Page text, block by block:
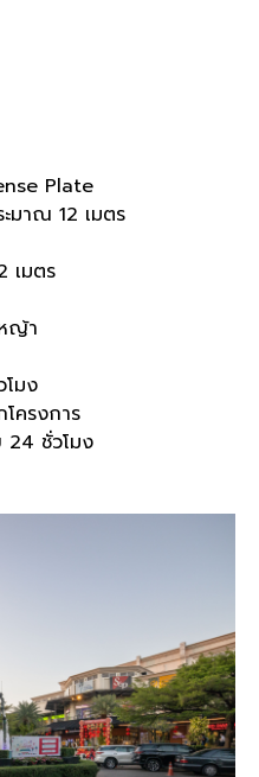
Plate
ะมาณ 12 เมตร
เมตร
ญ้า
โมง
ครงการ
24 ชั่วโมง